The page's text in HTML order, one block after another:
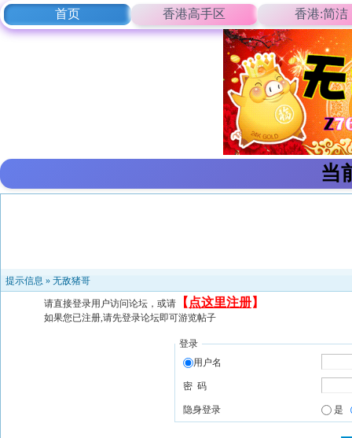
首页 香港高手区 香港:简洁
当
提示信息 » 无敌猪哥
请直接登录用户访问论坛，或请 【 点这里注册】
如果您已注册,请先登录论坛即可游览帖子
登录
用户名
密 码
隐身登录 是